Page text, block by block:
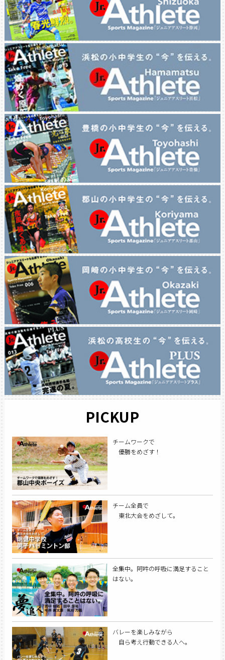
PICKUP
チームワークで
優勝をめざす！
チーム全員で
東北大会をめざして。
全集中。阿吽の呼吸に満足すること
はない。
バレーを楽しみながら
自ら考え行動できる人へ。